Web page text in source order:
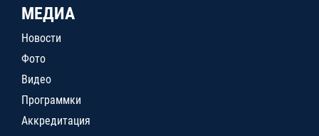
МЕДИА
Новости
Фото
Видео
Программки
Аккредитация